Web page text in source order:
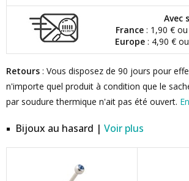
Avec
France : 1,90 €
Europe: 4,90 €
Retours : Vous disposez de 90 jours pour
n'importe quel produit à condition que le
par soudure thermique n'ait pas été ouvert.
Bijoux au hasard | Voir plus